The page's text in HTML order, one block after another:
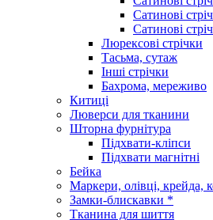
Сатинові
Сатинові
Люрексові стрічки
Тасьма, сутаж
Інші стрічки
Бахрома, мереживо
Китиці
Люверси для тканини
Шторна фурнітура
Підхвати-кліпси
Підхвати магнітні
Бейка
Маркери, олівці, крейда,
Замки-блискавки *
Тканина для шиття